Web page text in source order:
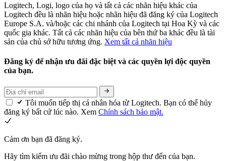
Logitech, Logi, logo của họ và tất cả các nhãn hiệu khác của
Logitech đều là nhãn hiệu hoặc nhãn hiệu đã đăng ký của Logitech
Europe S.A. và/hoặc các chi nhánh của Logitech tại Hoa Kỳ và các
quốc gia khác. Tất cả các nhãn hiệu của bên thứ ba khác đều là tài
sản của chủ sở hữu tương ứng. Xem tất cả nhãn hiệu
Đăng ký để nhận ưu đãi đặc biệt và các quyền lợi độc quyền
của bạn.
Tôi muốn tiếp thị cá nhân hóa từ Logitech. Bạn có thể hủy
đăng ký bất cứ lúc nào. Xem Chính sách bảo mật.
Cảm ơn bạn đã đăng ký.
Hãy tìm kiếm ưu đãi chào mừng trong hộp thư đến của bạn.